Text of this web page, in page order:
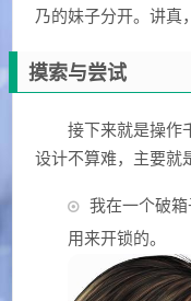
乃的妹子分开。讲真
摸索与尝试
接下来就是操作
设计不算难，主要就
我在一个破
用来开锁的。